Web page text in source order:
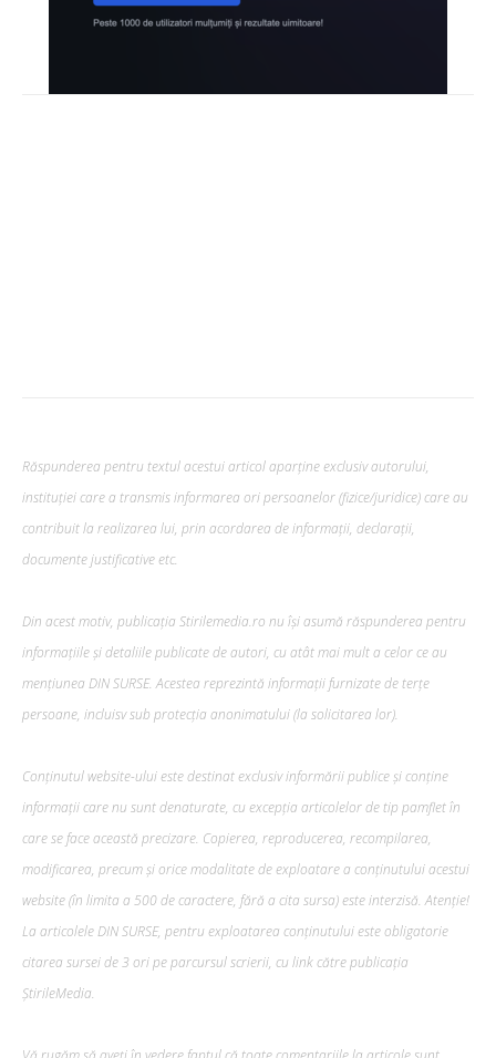
Răspunderea pentru textul acestui articol aparține exclusiv autorului,
instituției care a transmis informarea ori persoanelor (fizice/juridice) care au
contribuit la realizarea lui, prin acordarea de informații, declarații,
documente justificative etc.
Din acest motiv, publicația Stirilemedia.ro nu își asumă răspunderea pentru
informațiile și detaliile publicate de autori, cu atât mai mult a celor ce au
mențiunea DIN SURSE. Acestea reprezintă informații furnizate de terțe
persoane, incluisv sub protecția anonimatului (la solicitarea lor).
Conținutul website-ului este destinat exclusiv informării publice și conține
informații care nu sunt denaturate, cu excepția articolelor de tip pamflet în
care se face această precizare. Copierea, reproducerea, recompilarea,
modificarea, precum şi orice modalitate de exploatare a conținutului acestui
website (în limita a 500 de caractere, fără a cita sursa) este interzisă. Atenție!
La articolele DIN SURSE, pentru exploatarea conținutului este obligatorie
citarea sursei de 3 ori pe parcursul scrierii, cu link către publicația
ȘtirileMedia.